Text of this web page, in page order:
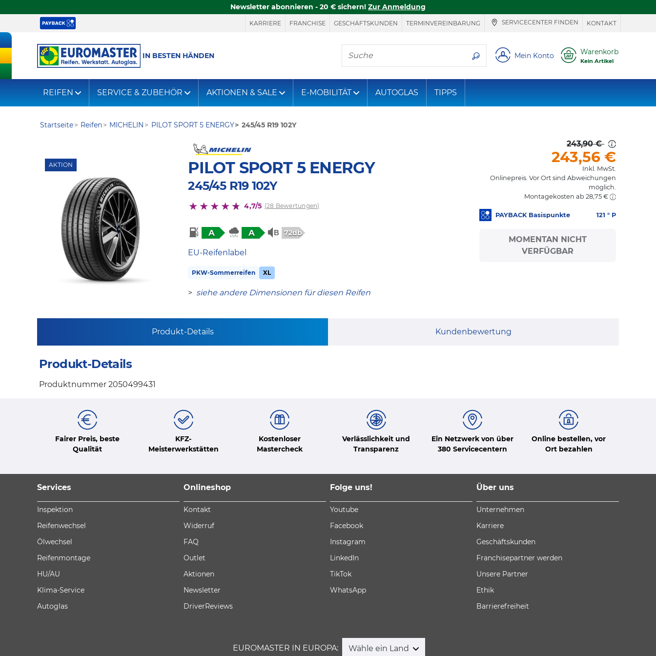
Newsletter abonnieren - 20 € sichern! Zur Anmeldung
KARRIERE FRANCHISE GESCHÄFTSKUNDEN TERMINVEREINBARUNG SERVICECENTER FINDEN KONTAKT
IN BESTEN HÄNDEN
Hier finden Sie, was Sie suchen
Mein Konto Warenkorb
Kein Artikel
REIFEN SERVICE & ZUBEHÖR AKTIONEN & SALE E-MOBILITÄT AUTOGLAS TIPPS
Startseite Reifen MICHELIN PILOT SPORT 5 ENERGY 245/45 R19 102Y
AKTION PILOT SPORT 5 ENERGY
245/45 R19 102Y
4,7/5 (28 Bewertungen)
A A 72db
EU-Reifenlabel
PKW-Sommerreifen XL
> siehe andere Dimensionen für diesen Reifen
243,90 €
243,56 €
Inkl. MwSt.
Onlinepreis. Vor Ort sind Abweichungen
möglich.
Montagekosten ab 28,75 €
PAYBACK Basispunkte 121 ° P
MOMENTAN NICHT
VERFÜGBAR
Produkt-Details Kundenbewertung
Produkt-Details
Produktnummer 2050499431
Fairer Preis, beste
Qualität
KFZ-
Meisterwerkstätten
Kostenloser
Mastercheck
Verlässlichkeit und
Transparenz
Ein Netzwerk von über
380 Servicecentern
Online bestellen, vor
Ort bezahlen
Services
Inspektion
Reifenwechsel
Ölwechsel
Reifenmontage
HU/AU
Klima-Service
Autoglas
Onlineshop
Kontakt
Widerruf
FAQ
Outlet
Aktionen
Newsletter
DriverReviews
Folge uns!
Youtube
Facebook
Instagram
LinkedIn
TikTok
WhatsApp
Über uns
Unternehmen
Karriere
Geschäftskunden
Franchisepartner werden
Unsere Partner
Ethik
Barrierefreiheit
EUROMASTER IN EUROPA: Wähle ein Land